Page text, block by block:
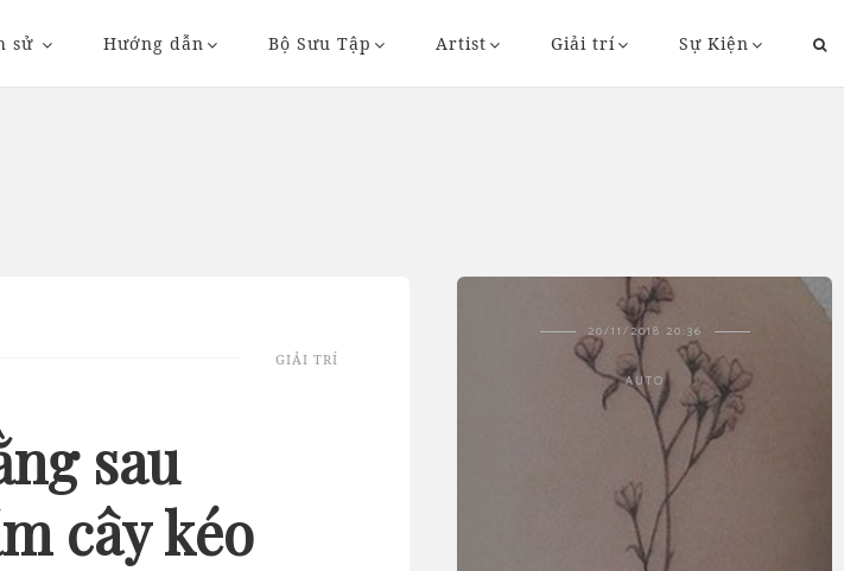
sử Hướng dẫn Bộ Sưu Tập Artist Giải trí Sự Kiện
GIẢI TRÍ
sau
cây kéo
20/11/2018 20:36
AUTO